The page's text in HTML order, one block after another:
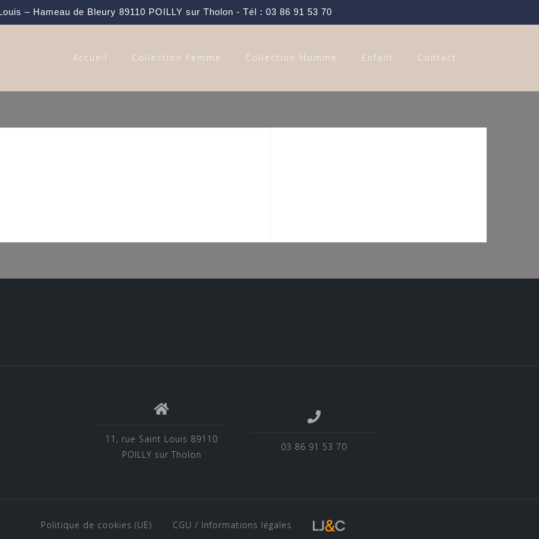
– Hameau de Bleury 89110 POILLY sur Tholon - Tél : 03 86 91 53 70
Accueil Collection Femme Collection Homme Enfant Contact
11, rue Saint Louis 89110
POILLY sur Tholon
03 86 91 53 70
Politique de cookies (UE) CGU / Informations légales